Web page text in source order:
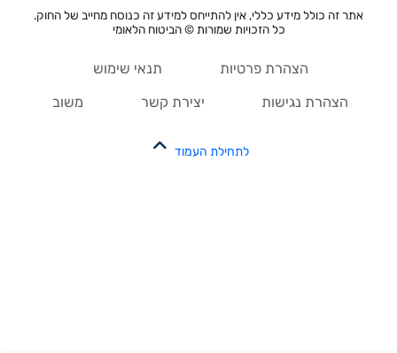
אתר זה כולל מידע כללי, אין להתייחס למידע זה כנוסח מחייב של החוק.
כל הזכויות שמורות © הביטוח הלאומי
הצהרת פרטיות תנאי שימוש
הצהרת נגישות יצירת קשר משוב
לתחילת העמוד